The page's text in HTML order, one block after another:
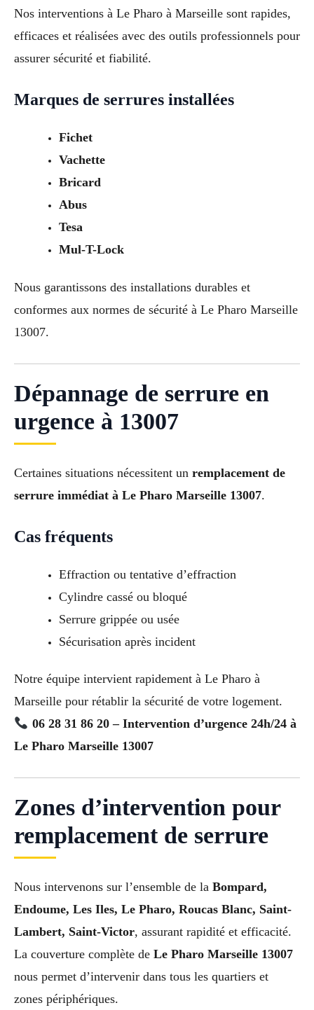
Nos interventions à Le Pharo à Marseille sont rapides,
efficaces et réalisées avec des outils professionnels pour
assurer sécurité et fiabilité.
Marques de serrures installées
Fichet
Vachette
Bricard
Abus
Tesa
Mul-T-Lock
Nous garantissons des installations durables et
conformes aux normes de sécurité à Le Pharo Marseille
13007.
Dépannage de serrure en
urgence à 13007
Certaines situations nécessitent un remplacement de
serrure immédiat à Le Pharo Marseille 13007.
Cas fréquents
Effraction ou tentative d’effraction
Cylindre cassé ou bloqué
Serrure grippée ou usée
Sécurisation après incident
Notre équipe intervient rapidement à Le Pharo à
Marseille pour rétablir la sécurité de votre logement.
06 28 31 86 20 – Intervention d’urgence 24h/24 à
Le Pharo Marseille 13007
Zones d’intervention pour
remplacement de serrure
Nous intervenons sur l’ensemble de la Bompard,
Endoume, Les Iles, Le Pharo, Roucas Blanc, Saint-
Lambert, Saint-Victor, assurant rapidité et efficacité.
La couverture complète de Le Pharo Marseille 13007
nous permet d’intervenir dans tous les quartiers et
zones périphériques.